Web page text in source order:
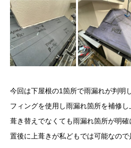
今回は下屋根の1箇所で雨漏れが判明
フィングを使用し雨漏れ箇所を補修し
葺き替えでなくても雨漏れ箇所が明
置後に上葺きが私どもでは可能なので